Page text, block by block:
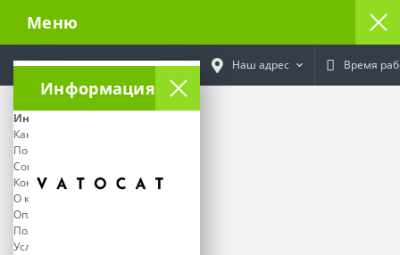
Меню
Информация
Информация
Как отследить посылку
Поставщикам
Социальный контракт
Контакты
О команде Ватокат
Оплата и Доставка
Политика Безопасности
Условия соглашения
Наш адрес Время